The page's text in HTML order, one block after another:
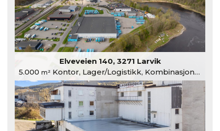
Elveveien 140, 3271 Larvik
5.000 m²Kontor, Lager/Logistikk, Kombinasjonslokaler